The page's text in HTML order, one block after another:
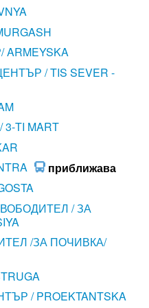
/ TIS SEVER -
TI MART
приближава
/ ЗА
/ЗА ПОЧИВКА/
/ PROEKTANTSKA